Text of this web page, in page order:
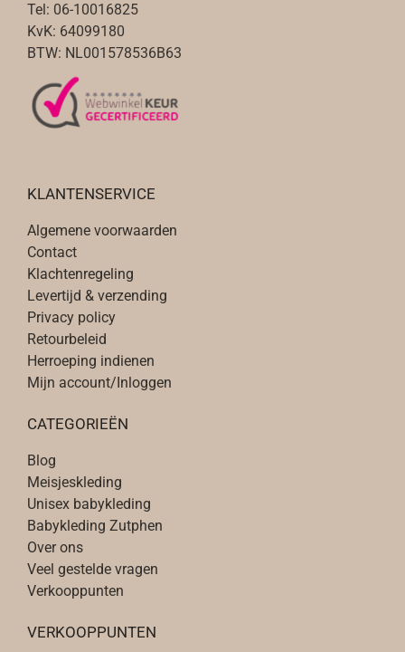
Tel: 06-10016825
KvK: 64099180
BTW: NL001578536B63
KLANTENSERVICE
Algemene voorwaarden
Contact
Klachtenregeling
Levertijd & verzending
Privacy policy
Retourbeleid
Herroeping indienen
Mijn account/Inloggen
CATEGORIEËN
Blog
Meisjeskleding
Unisex babykleding
Babykleding Zutphen
Over ons
Veel gestelde vragen
Verkooppunten
VERKOOPPUNTEN